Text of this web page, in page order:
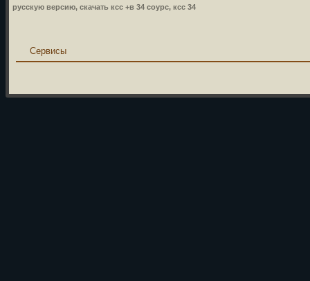
русскую версию, скачать ксс +в 34 соурс, ксс 34
Сервисы